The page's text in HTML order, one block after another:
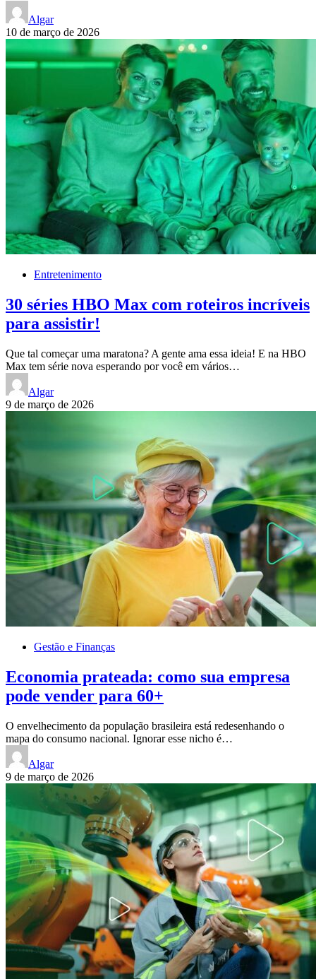
Algar
10 de março de 2026
Entretenimento
30 séries HBO Max com roteiros incríveis
para assistir!
Que tal começar uma maratona? A gente ama essa ideia! E na HBO
Max tem série nova esperando por você em vários…
Algar
9 de março de 2026
Gestão e Finanças
Economia prateada: como sua empresa
pode vender para 60+
O envelhecimento da população brasileira está redesenhando o
mapa do consumo nacional. Ignorar esse nicho é…
Algar
9 de março de 2026